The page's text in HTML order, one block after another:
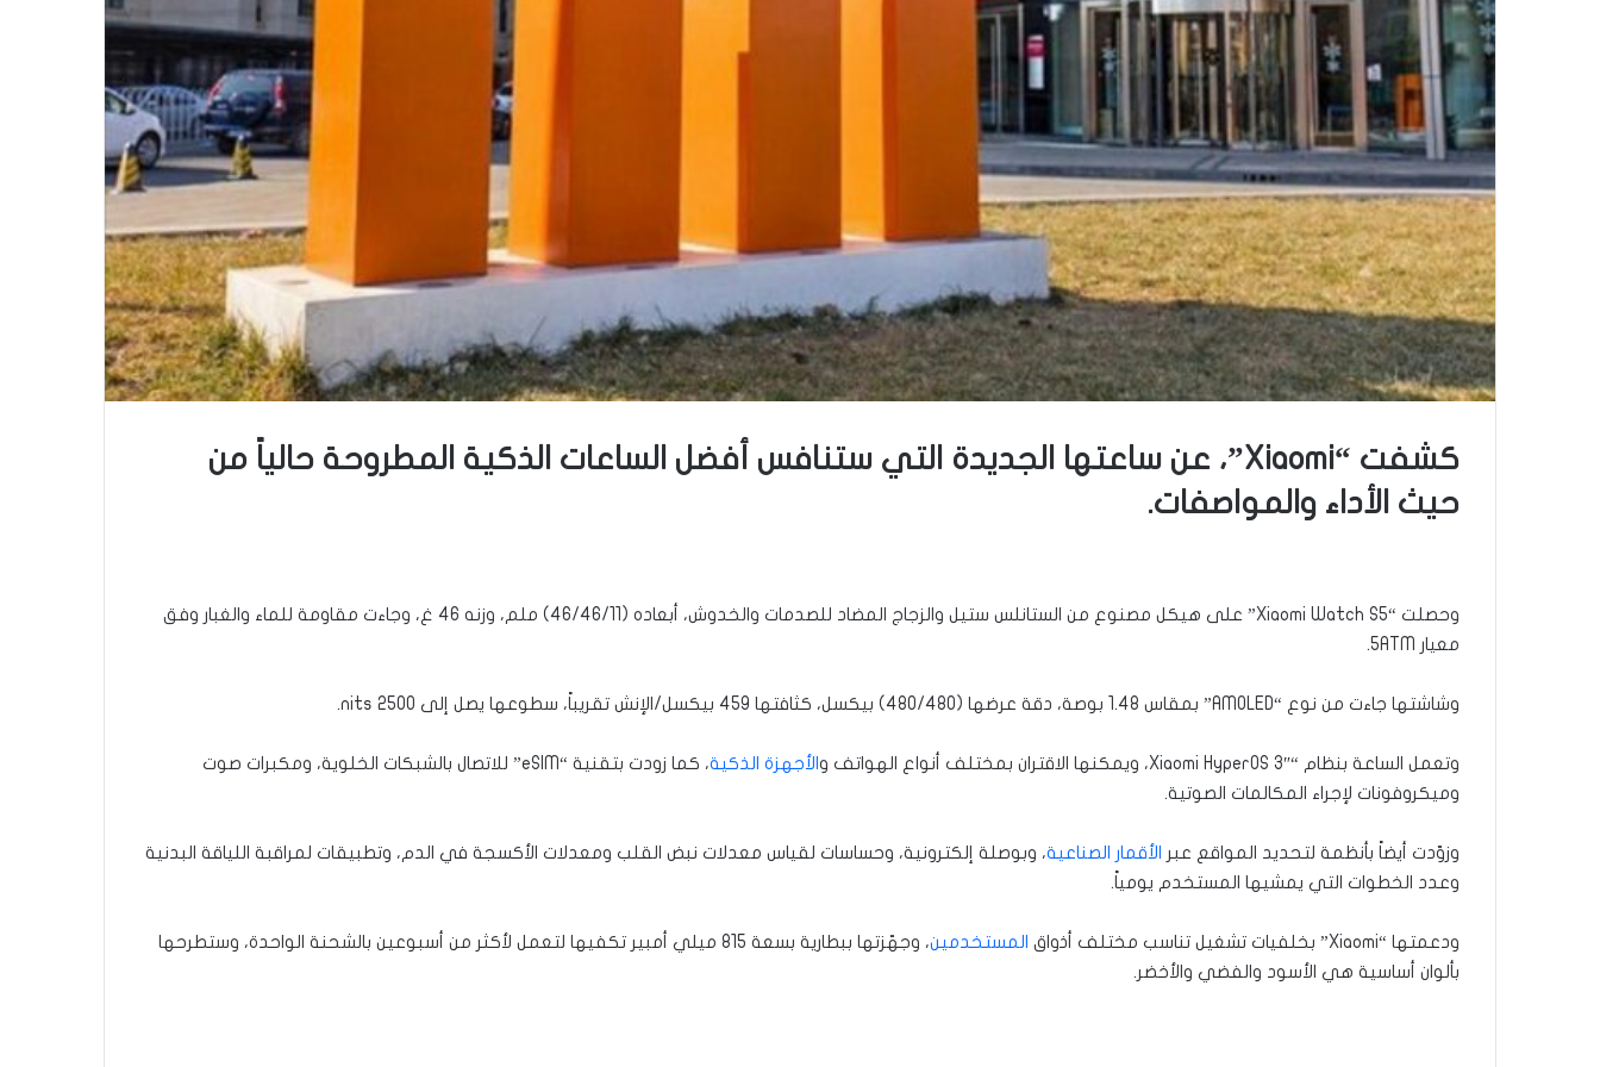
كشفت “Xiaomi”، عن ساعتها الجديدة التي ستنافس أفضل الساعات الذكية المطروحة حالياً من
حيث الأداء والمواصفات.
وحصلت “Xiaomi Watch S5” على هيكل مصنوع من الستانلس ستيل والزجاج المضاد للصدمات والخدوش، أبعاده (46/46/11) ملم، وزنه 46 غ، وجاءت مقاومة للماء والغبار وفق
معيار 5ATM.
وشاشتها جاءت من نوع “AMOLED” بمقاس 1.48 بوصة، دقة عرضها (480/480) بيكسل، كثافتها 459 بيكسل/الإنش تقريباً، سطوعها يصل إلى 2500 nits.
وتعمل الساعة بنظام “Xiaomi HyperOS 3″، ويمكنها الاقتران بمختلف أنواع الهواتف و الأجهزة الذكية
، كما زودت بتقنية “eSIM” للاتصال بالشبكات الخلوية، ومكبرات صوت
وميكروفونات لإجراء المكالمات الصوتية.
وزوّدت أيضاً بأنظمة لتحديد المواقع عبر الأقمار الصناعية، وبوصلة إلكترونية، وحساسات لقياس معدلات نبض القلب ومعدلات الأكسجة في الدم، وتطبيقات لمراقبة اللياقة البدنية
وعدد الخطوات التي يمشيها المستخدم يومياً.
ودعمتها “Xiaomi” بخلفيات تشغيل تناسب مختلف أذواق المستخدمين
، وجهّزتها ببطارية بسعة 815 ميلي أمبير تكفيها لتعمل لأكثر من أسبوعين بالشحنة الواحدة، وستطرحها
بألوان أساسية هي الأسود والفضي والأخضر.